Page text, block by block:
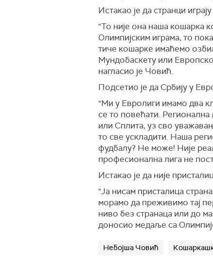
Истакао је да странци
"То није она наша кошарка
Олимпијским играма, то
тиче кошарке имаћемо
Мундобаскету или
нагласио је Човић.
Подсетио је да Србију у
"Ми у Евролиги имамо два
се то повећати. Регионална
или Сплита, уз сво
то све ускладити. Наша
фудбалу? Не може! Није
професионална лига не
Истакао је да није
"Ја нисам присталица
морамо да преживимо тај
ниво без странаца или до
доносио медаље са
Небојша Човић